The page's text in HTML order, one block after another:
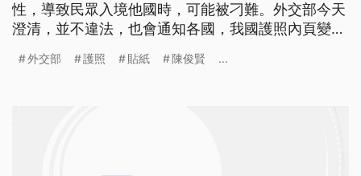
性，導致民眾入境他國時，可能被刁難。外交部今天
澄清，並不違法，也會通知各國，我國護照內頁變更
局長，傳出將由外交部亞非司司長陳俊賢接任，人事
外交部 護照 貼紙 陳俊賢 ...